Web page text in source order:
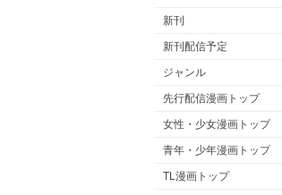
新刊
新刊配信予定
ジャンル
先行配信漫画トップ
女性・少女漫画トップ
青年・少年漫画トップ
TL漫画トップ